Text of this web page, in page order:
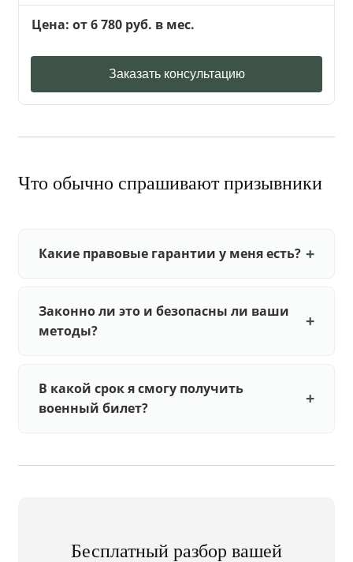
Цена: от 6 780 руб. в мес.
Заказать консультацию
Что обычно спрашивают призывники
Какие правовые гарантии у меня есть?
Законно ли это и безопасны ли ваши
методы?
В какой срок я смогу получить
военный билет?
Бесплатный разбор вашей